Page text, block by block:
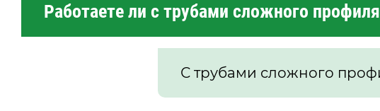
Работаете ли с трубами сложного
С трубами сложного